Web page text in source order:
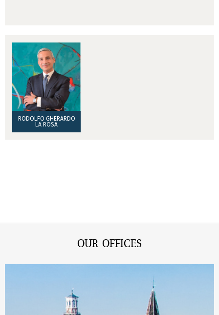
RODOLFO GHERARDO
LA ROSA
OUR OFFICES